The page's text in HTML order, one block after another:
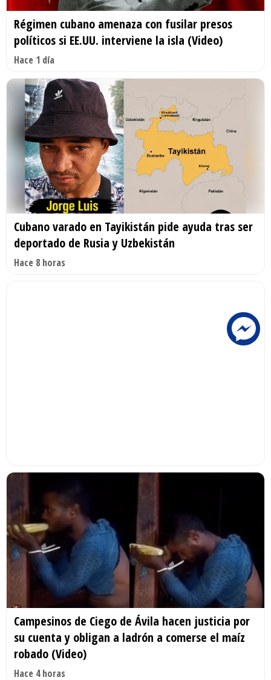
Régimen cubano amenaza con fusilar presos
políticos si EE.UU. interviene la isla (Video)
Hace 1 día
Cubano varado en Tayikistán pide ayuda tras ser
deportado de Rusia y Uzbekistán
Hace 8 horas
Campesinos de Ciego de Ávila hacen justicia por
su cuenta y obligan a ladrón a comerse el maíz
robado (Video)
Hace 4 horas